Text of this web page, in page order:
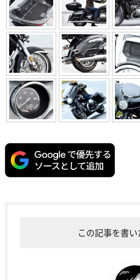
この記事を書
大屋雄一(ヤン
『ヤングマシン』にて厳正な